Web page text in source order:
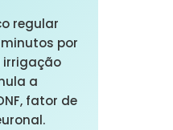
regular
por
a
fator de